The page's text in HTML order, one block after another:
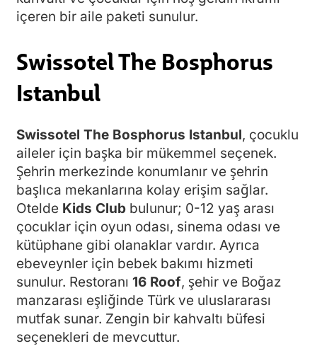
içeren bir aile paketi sunulur.
Swissotel The Bosphorus
Istanbul
Swissotel The Bosphorus Istanbul, çocuklu
aileler için başka bir mükemmel seçenek.
Şehrin merkezinde konumlanır ve şehrin
başlıca mekanlarına kolay erişim sağlar.
Otelde Kids Club bulunur; 0-12 yaş arası
çocuklar için oyun odası, sinema odası ve
kütüphane gibi olanaklar vardır. Ayrıca
ebeveynler için bebek bakımı hizmeti
sunulur. Restoranı 16 Roof, şehir ve Boğaz
manzarası eşliğinde Türk ve uluslararası
mutfak sunar. Zengin bir kahvaltı büfesi
seçenekleri de mevcuttur.